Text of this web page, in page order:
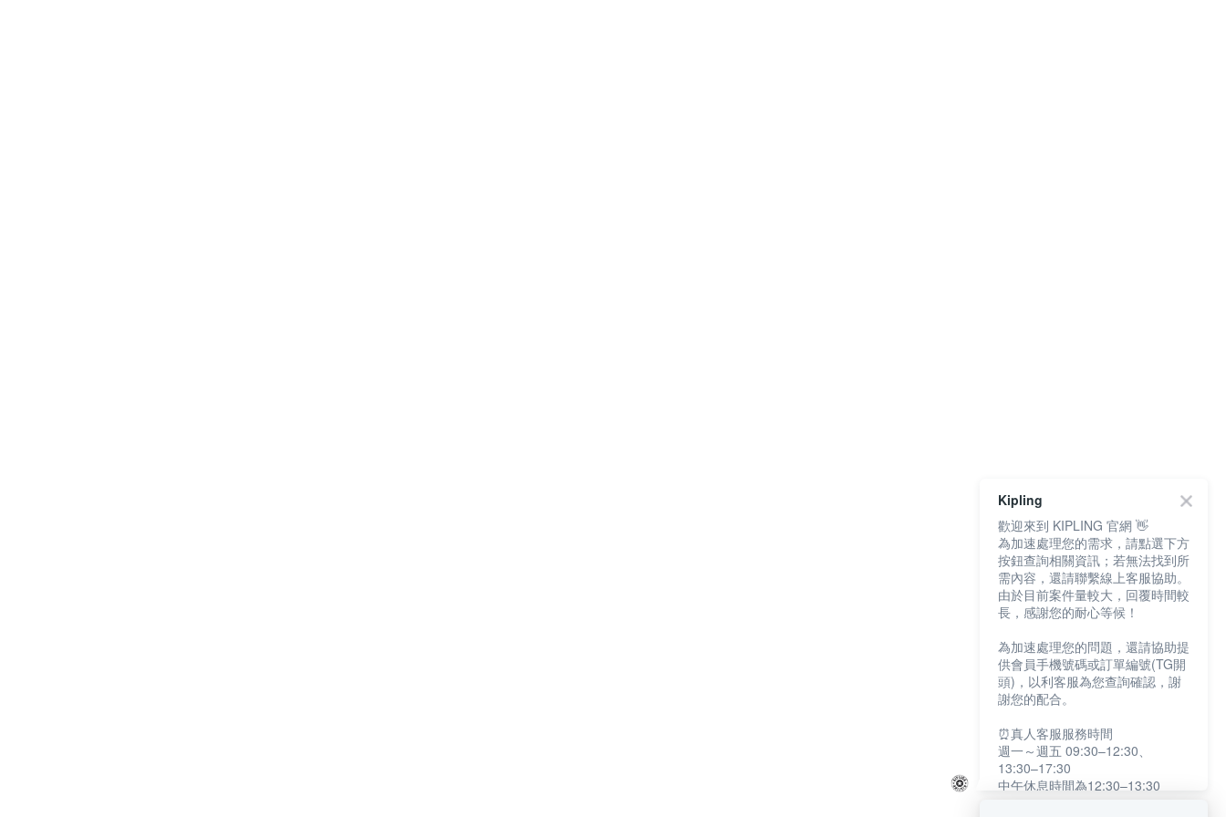
Kipling
歡迎來到 KIPLING 官網 👋
為加速處理您的需求，請點選下方
按鈕查詢相關資訊；若無法找到所
需內容，還請聯繫線上客服協助。
由於目前案件量較大，回覆時間較
長，感謝您的耐心等候！
為加速處理您的問題，還請協助提
供會員手機號碼或訂單編號(TG開
頭)，以利客服為您查詢確認，謝
謝您的配合。
⏰真人客服服務時間
週一～週五 09:30–12:30、
13:30–17:30
中午休息時間為12:30–13:30